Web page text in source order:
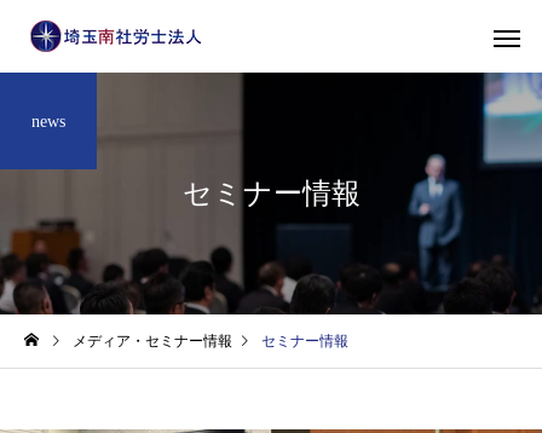
セミナー情報
news
メディア・セミナー情報 セミナー情報